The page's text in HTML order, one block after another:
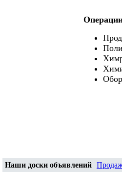
Наши доски объявлений